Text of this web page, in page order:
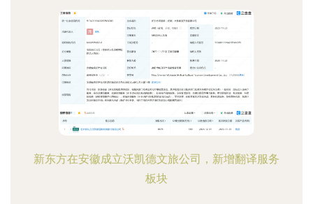
新东方在安徽成立沃凯德文旅公司，新增翻译服务
板块